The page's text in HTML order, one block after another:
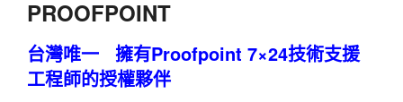
PROOFPOINT
台灣唯一 擁有Proofpoint 7×24技術支援
工程師的授權夥伴